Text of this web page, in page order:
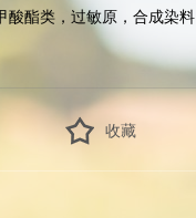
酸酯类，过敏原，合成染料
收藏